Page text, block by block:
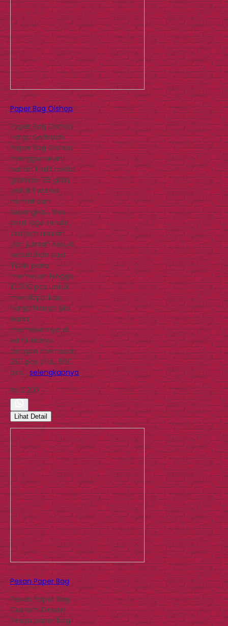
Paper Bag Olshop
Paper Bag Olshop
Harga Seribuan
Paper Bag Olshop
menggunakan
bahan kraft coklat
gramasi 125 gsm,
cetak 1 warna
hemat dan
terjangkau. Bisa
print logo sendiri,
custom ukuran
dan jumlah sesuai
kebutuhan saja.
Tidak perlu
memesan hingga
10.000 pcs untuk
mendapatkan
harga hemat jika
Aada
memesannya di
kami. Hanya
dengan memesan
250 pcs atau 500
pcs…selengkapnya
Rp 2.200
Lihat Detail
Pesan Paper Bag
Pesan Paper Bag
Custom Desain
Pesan paper bag